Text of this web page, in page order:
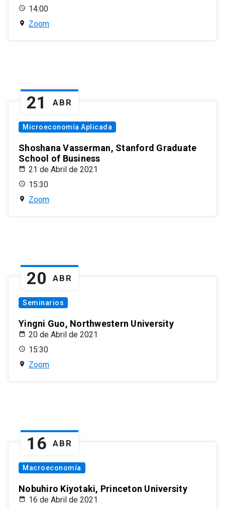
14:00
Zoom
21 ABR
Microeconomía Aplicada
Shoshana Vasserman, Stanford Graduate
School of Business
21 de Abril de 2021
15:30
Zoom
20 ABR
Seminarios
Yingni Guo, Northwestern University
20 de Abril de 2021
15:30
Zoom
16 ABR
Macroeconomía
Nobuhiro Kiyotaki, Princeton University
16 de Abril de 2021